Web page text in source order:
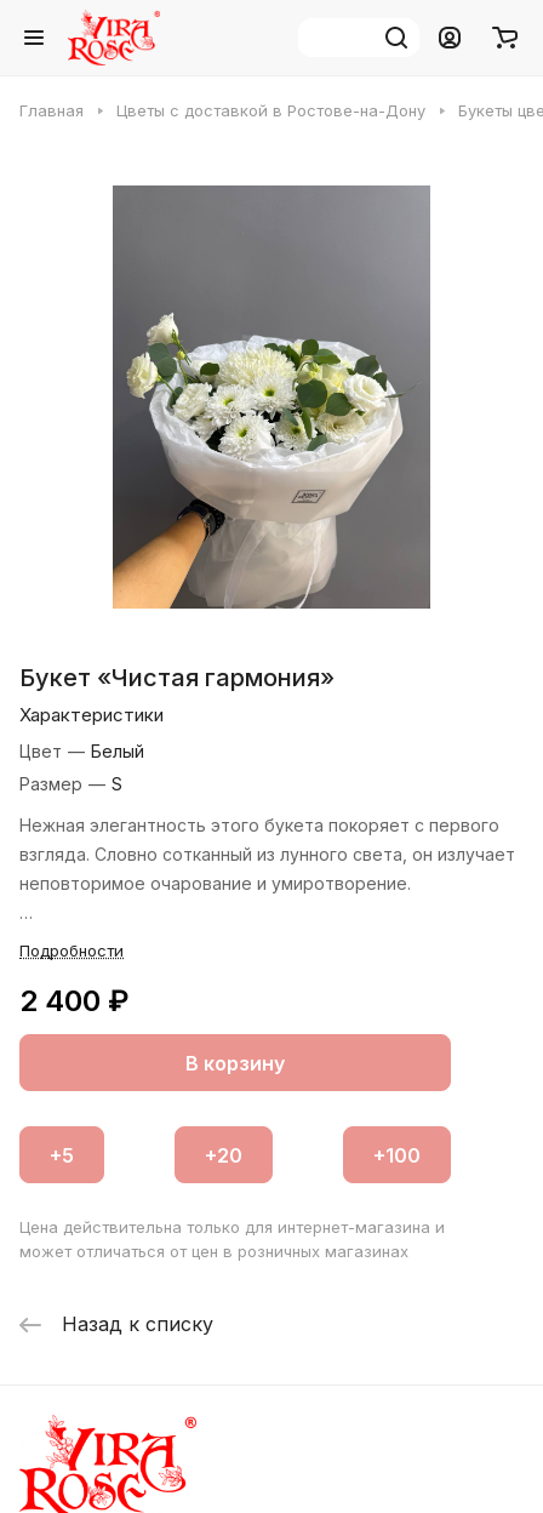
Главная Цветы с доставкой в Ростове-на-Дону Букеты
Букет «Чистая гармония»
Характеристики
Цвет — Белый
Размер — S
Нежная элегантность этого букета покоряет с первого
взгляда. Словно сотканный из лунного света, он излучает
неповторимое очарование и умиротворение.
Безупречная белизна каждого цветка создает ощущение
вырезанные из фарфора, образуют гармоничную
композицию, в которой каждый элемент находится на
Подробности
2 400 ₽
В корзину
Цена действительна только для интернет-магазина и
может отличаться от цен в розничных магазинах
Назад к списку